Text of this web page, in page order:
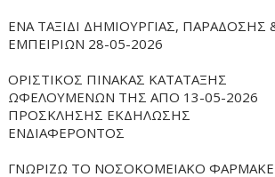
ΕΝΑ ΤΑΞΙΔΙ ΔΗΜΙΟΥΡΓΙΑΣ, ΠΑΡΑΔΟΣΗΣ
ΕΜΠΕΙΡΙΩΝ 28-05-2026
ΟΡΙΣΤΙΚΟΣ ΠΙΝΑΚΑΣ ΚΑΤΑΤΑΞΗΣ
ΩΦΕΛΟΥΜΕΝΩΝ ΤΗΣ ΑΠΟ 13-05-2026
ΠΡΟΣΚΛΗΣΗΣ ΕΚΔΗΛΩΣΗΣ
ΕΝΔΙΑΦΕΡΟΝΤΟΣ
ΓΝΩΡΙΖΩ ΤΟ ΝΟΣΟΚΟΜΕΙΑΚΟ